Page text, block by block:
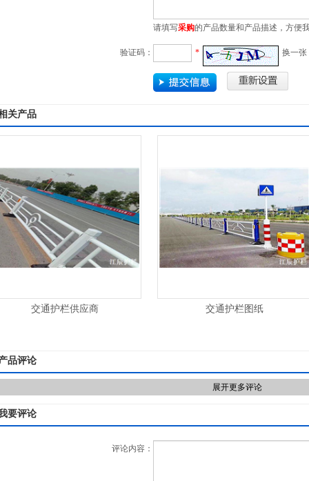
请填写采购的产品数量和产品描述，方便
验证码： * 换一张
关产品
交通护栏供应商 交通护栏图纸
品评论
展开更多评论
要评论
评论内容：